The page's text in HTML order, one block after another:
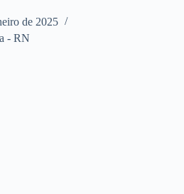
de 2025
- RN